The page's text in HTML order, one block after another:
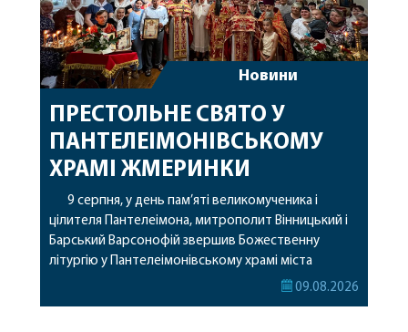
Новини
ПРЕСТОЛЬНЕ СВЯТО У
ПАНТЕЛЕІМОНІВСЬКОМУ
ХРАМІ ЖМЕРИНКИ
9 серпня, у день пам’яті великомученика і
цілителя Пантелеімона, митрополит Вінницький і
Барський Варсонофій звершив Божественну
літургію у Пантелеімонівському храмі міста
Жмеринки. Перед початком богослужіння09.08.2026